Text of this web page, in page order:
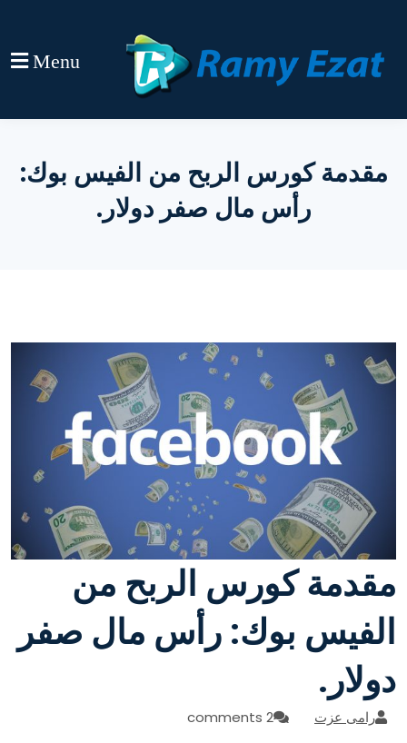
Menu
مقدمة كورس الربح من الفيس بوك:
رأس مال صفر دولار.
مقدمة كورس الربح من
الفيس بوك: رأس مال صفر
دولار.
رامى عزت 2 comments